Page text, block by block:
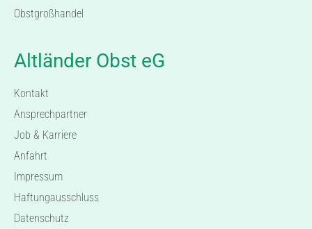
Obstgroßhandel
Altländer Obst eG
Kontakt
Ansprechpartner
Job & Karriere
Anfahrt
Impressum
Haftungausschluss
Datenschutz